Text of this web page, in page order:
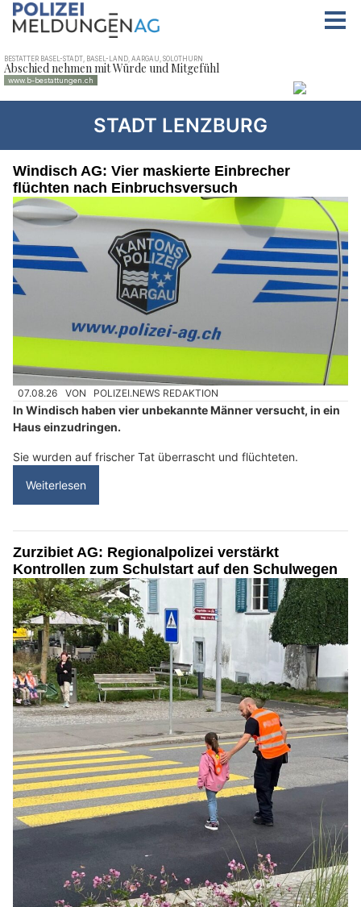
STADT LENZBURG
Windisch AG: Vier maskierte Einbrecher
flüchten nach Einbruchsversuch
07.08.26 VON POLIZEI.NEWS REDAKTION
In Windisch haben vier unbekannte Männer versucht, in ein
Haus einzudringen.
Sie wurden auf frischer Tat überrascht und flüchteten.
Weiterlesen
Zurzibiet AG: Regionalpolizei verstärkt
Kontrollen zum Schulstart auf den Schulwegen